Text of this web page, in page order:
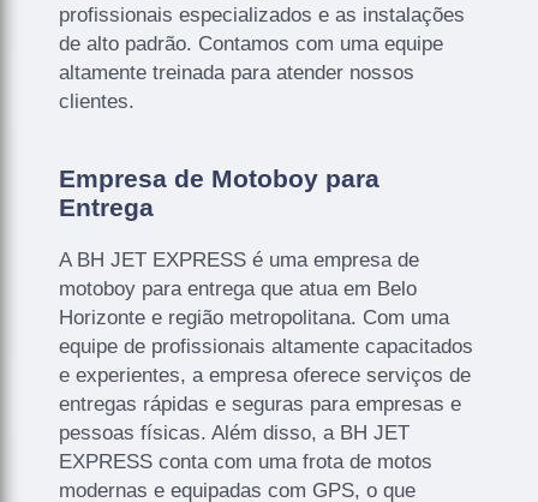
profissionais especializados e as instalações
de alto padrão. Contamos com uma equipe
altamente treinada para atender nossos
clientes.
Empresa de Motoboy para
Entrega
A BH JET EXPRESS é uma empresa de
motoboy para entrega que atua em Belo
Horizonte e região metropolitana. Com uma
equipe de profissionais altamente capacitados
e experientes, a empresa oferece serviços de
entregas rápidas e seguras para empresas e
pessoas físicas. Além disso, a BH JET
EXPRESS conta com uma frota de motos
modernas e equipadas com GPS, o que